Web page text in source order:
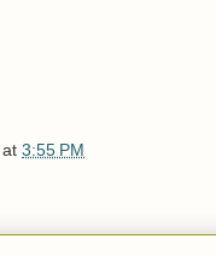
at 3:55 PM